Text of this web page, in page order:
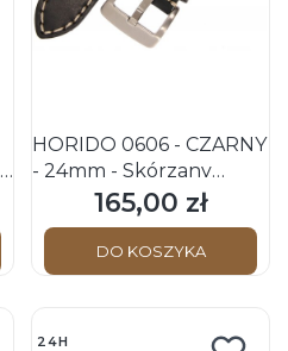
HORIDO 0606 - CZARNY
- 24mm - Skórzany
pasek do zegarka
Cena
165,00 zł
DO KOSZYKA
24H